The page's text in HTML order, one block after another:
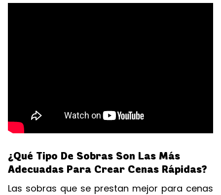
¿Qué Tipo De Sobras Son Las Más
Adecuadas Para Crear Cenas Rápidas?
Las sobras que se prestan mejor para cenas